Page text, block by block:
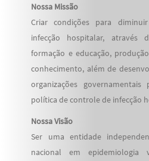
Nossa Missão
Criar condições para
infecção hospitalar, através
formação e educação,
conhecimento, além de
organizações
política de controle de infecção
Nossa Visão
Ser uma entidade
nacional em epidemiologia